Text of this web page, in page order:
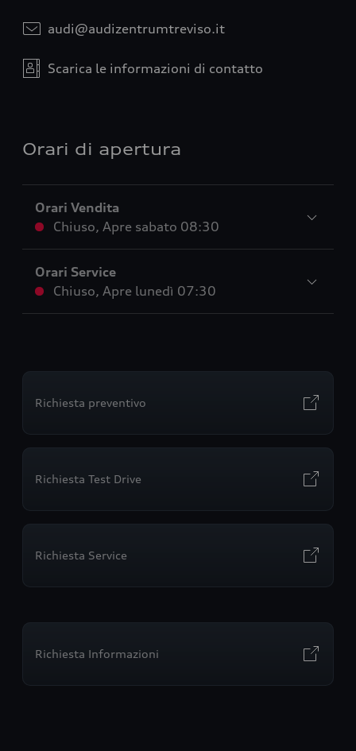
audi@audizentrumtreviso.it
Scarica le informazioni di contatto
Orari di apertura
Orari Vendita
Chiuso, Apre sabato 08:30
Orari Service
Chiuso, Apre lunedì 07:30
Richiesta preventivo
Richiesta Test Drive
Richiesta Service
Richiesta Informazioni